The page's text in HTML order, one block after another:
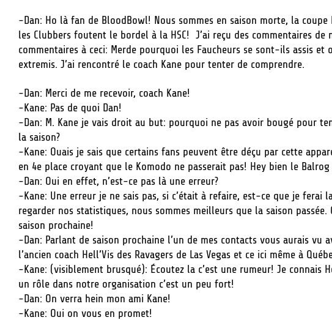
-Dan: Ho là fan de BloodBowl! Nous sommes en saison morte, la
les Clubbers foutent le bordel à la HSC! J’ai reçu des commentaires de
commentaires à ceci: Merde pourquoi les Faucheurs se sont-ils assis
extremis. J’ai rencontré le coach Kane pour tenter de comprendre.
-Dan: Merci de me recevoir, coach Kane!
-Kane: Pas de quoi Dan!
-Dan: M. Kane je vais droit au but: pourquoi ne pas avoir bougé pour
la saison?
-Kane: Ouais je sais que certains fans peuvent être déçu par cette
en 4e place croyant que le Komodo ne passerait pas! Hey bien le
-Dan: Oui en effet, n’est-ce pas là une erreur?
-Kane: Une erreur je ne sais pas, si c’était à refaire, est-ce que je ferai
regarder nos statistiques, nous sommes meilleurs que la saison
saison prochaine!
-Dan: Parlant de saison prochaine l’un de mes contacts vous aurais vu
l’ancien coach Hell’Vis des Ravagers de Las Vegas et ce ici même à
-Kane: (visiblement brusqué): Écoutez la c’est une rumeur! Je connais
un rôle dans notre organisation c’est un peu fort!
-Dan: On verra hein mon ami Kane!
-Kane: Oui on vous en promet!